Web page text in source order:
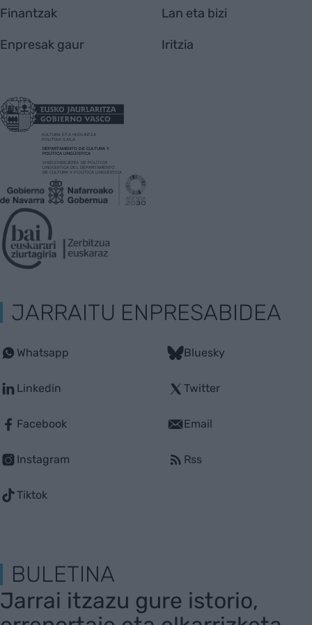
Finantzak
Enpresak gaur
Lan eta bizi
Iritzia
JARRAITU ENPRESABIDEA
Whatsapp
Linkedin
Facebook
Instagram
Tiktok
Bluesky
Twitter
Email
Rss
BULETINA
Jarrai itzazu gure istorio,